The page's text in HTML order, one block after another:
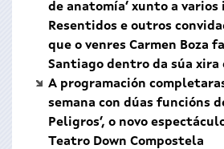
de anatomía’ xunto a
Resentidos e outros
que o venres Carmen Boza
Santiago dentro da súa
A programación
semana con dúas funcións
Peligros’, o novo
Teatro Down Compostela